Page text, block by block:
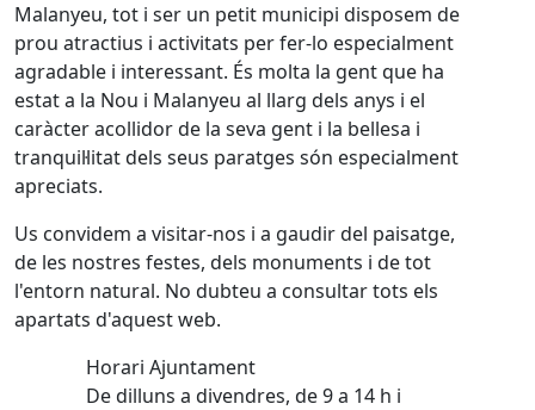
Malanyeu, tot i ser un petit municipi disposem de
prou atractius i activitats per fer-lo especialment
agradable i interessant. És molta la gent que ha
estat a la Nou i Malanyeu al llarg dels anys i el
caràcter acollidor de la seva gent i la bellesa i
tranquil·litat dels seus paratges són especialment
apreciats.
Us convidem a visitar-nos i a gaudir del paisatge,
de les nostres festes, dels monuments i de tot
l'entorn natural. No dubteu a consultar tots els
apartats d'aquest web.
Horari Ajuntament
De dilluns a divendres, de 9 a 14 h i